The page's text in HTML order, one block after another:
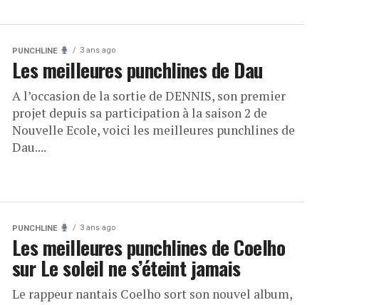
PUNCHLINE 3 ans ago
Les meilleures punchlines de Dau
A l’occasion de la sortie de DENNIS, son premier
projet depuis sa participation à la saison 2 de
Nouvelle Ecole, voici les meilleures punchlines de
Dau....
PUNCHLINE 3 ans ago
Les meilleures punchlines de Coelho
sur Le soleil ne s’éteint jamais
Le rappeur nantais Coelho sort son nouvel album,